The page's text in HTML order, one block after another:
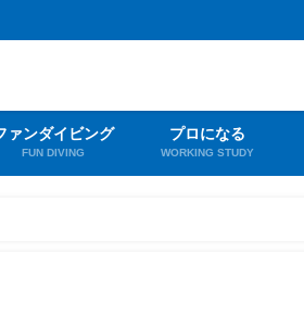
ァンダイビング
FUN DIVING
プロになる
WORKING STUDY